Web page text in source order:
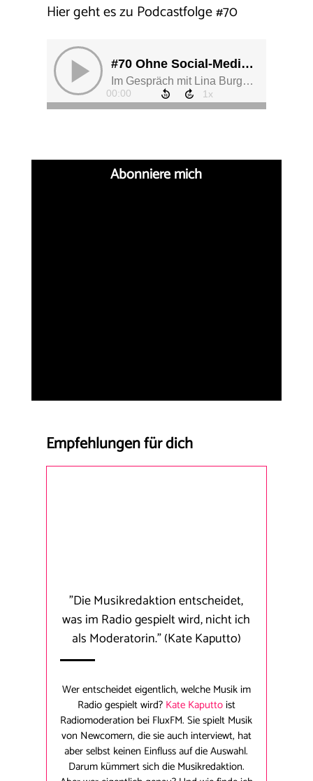
Hier geht es zu Podcastfolge#70
Abonniere mich
Empfehlungen für dich
"Die Musikredaktion entscheidet,
was im Radio gespielt wird, nicht ich
als Moderatorin."(Kate Kaputto)
Wer entscheidet eigentlich, welche Musik im
Radio gespielt wird? Kate Kaputtoist
Radiomoderation bei FluxFM. Sie spielt Musik
von Newcomern, die sie auch interviewt, hat
aber selbst keinen Einfluss auf die Auswahl.
Darum kümmert sich die Musikredaktion.